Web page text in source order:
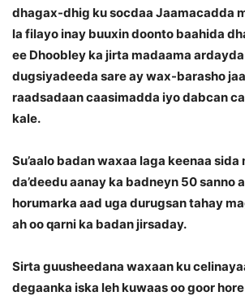
dhagax-dhig ku socdaa Jaamacadda
la filayo inay buuxin doonto baahida
ee Dhoobley ka jirta madaama
dugsiyadeeda sare ay wax-barasho
raadsadaan caasimadda iyo dabcan
kale.
Su’aalo badan waxaa laga keenaa
da’deedu aanay ka badneyn 50 sanno
horumarka aad uga durugsan tahay
ah oo qarni ka badan jirsaday.
Sirta guusheedana waxaan ku
degaanka iska leh kuwaas oo goor